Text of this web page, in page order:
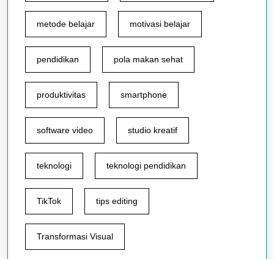
metode belajar motivasi belajar
pendidikan pola makan sehat
produktivitas smartphone
software video studio kreatif
teknologi teknologi pendidikan
TikTok tips editing
Transformasi Visual